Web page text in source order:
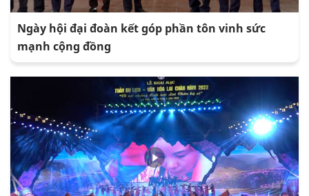
Ngày hội đại đoàn kết góp phần tôn vinh sức
mạnh cộng đồng